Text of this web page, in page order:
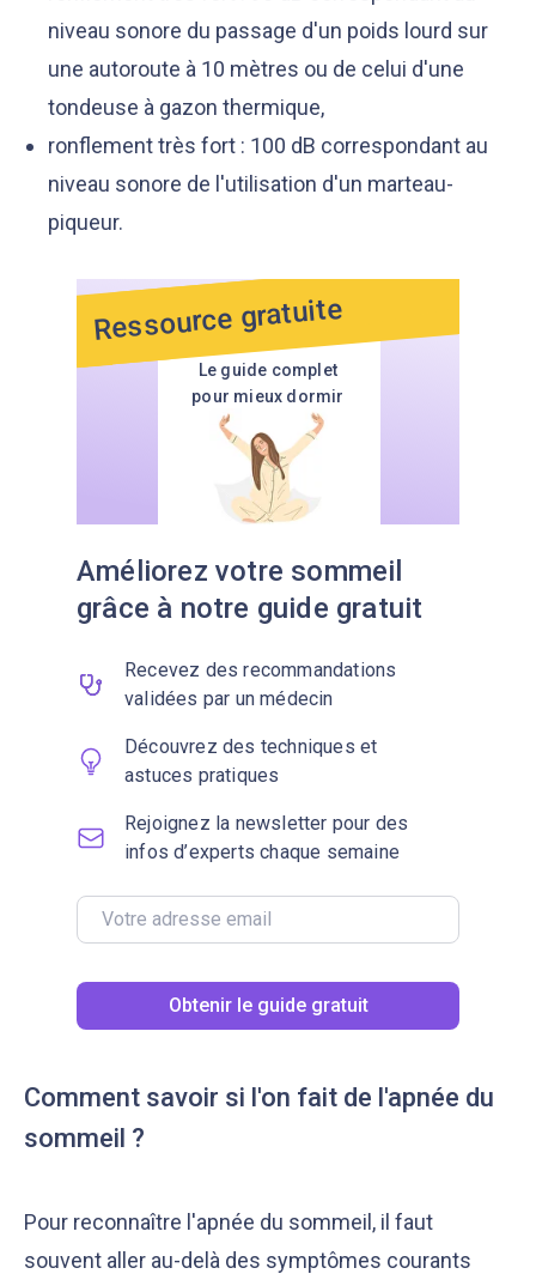
niveau sonore du passage d'un poids lourd sur
une autoroute à 10 mètres ou de celui d'une
tondeuse à gazon thermique,
ronflement très fort : 100 dB correspondant au
niveau sonore de l'utilisation d'un marteau-
piqueur.
Améliorez votre sommeil
grâce à notre guide gratuit
Obtenir le guide gratuit
Recevez des recommandations
validées par un médecin
Découvrez des techniques et
astuces pratiques
Rejoignez la newsletter pour des
infos d’experts chaque semaine
Le guide complet
pour mieux dormir
Ressource gratuite
Comment savoir si l'on fait de l'apnée du
sommeil ?
Pour reconnaître l'apnée du sommeil, il faut
souvent aller au-delà des symptômes courants